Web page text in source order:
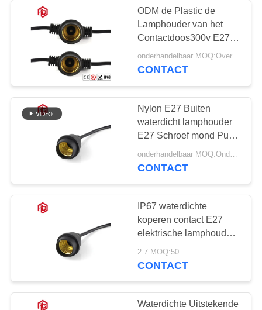
ODM de Plastic de
Lamphouder van het
Contactdoos300v E27
Porselein bespaart
Energie
onderhandelbaar MOQ:Overeen te komen
CONTACT
Nylon E27 Buiten
waterdicht lamphouder
E27 Schroef mond Puur
koperen lamphouder
Kroonluchter
CONTACT
IP67 waterdichte
koperen contact E27
elektrische lamphouder
voor buiten met zachte
kabel en connector voor
2.7 MOQ:50
CONTACT
Waterdichte Uitstekende